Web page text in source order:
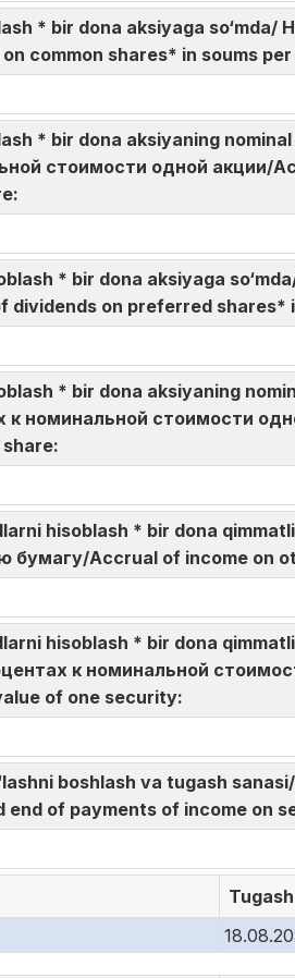
* bir dona aksiyaga
common shares* in soums per
* bir dona aksiyaning
стоимости одной акции/
* bir dona aksiyaga
on preferred shares*
* bir dona aksiyaning
номинальной стоимости
hisoblash * bir dona
Accrual of income on
hisoblash * bir dona
к номинальной
of one security:
boshlash va tugash
of payments of income on